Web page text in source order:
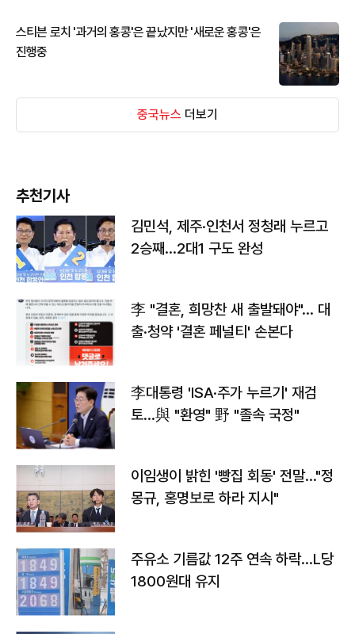
스티븐 로치 '과거의 홍콩'은 끝났지만 '새로운 홍콩'은
진행중
중국뉴스 더보기
추천기사
김민석, 제주·인천서 정청래 누르고
2승째…2대1 구도 완성
李 "결혼, 희망찬 새 출발돼야"… 대
출·청약 '결혼 페널티' 손본다
李대통령 'ISA·주가 누르기' 재검
토…與 "환영" 野 "졸속 국정"
이임생이 밝힌 '빵집 회동' 전말…"정
몽규, 홍명보로 하라 지시"
주유소 기름값 12주 연속 하락…L당
1800원대 유지